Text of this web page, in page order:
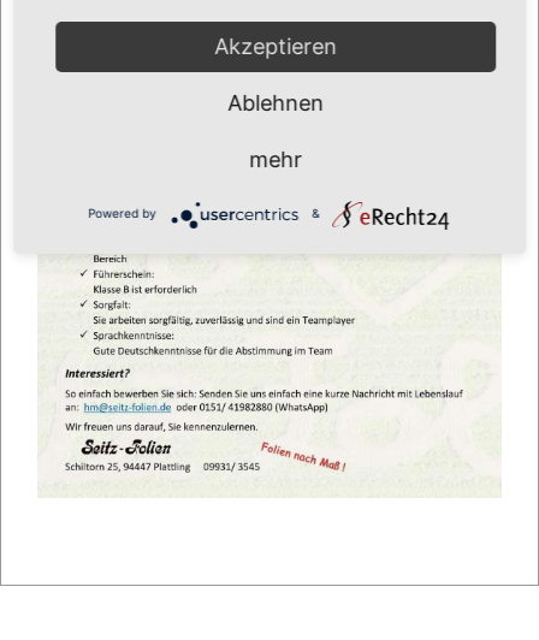
Akzeptieren
Ablehnen
mehr
Powered by &